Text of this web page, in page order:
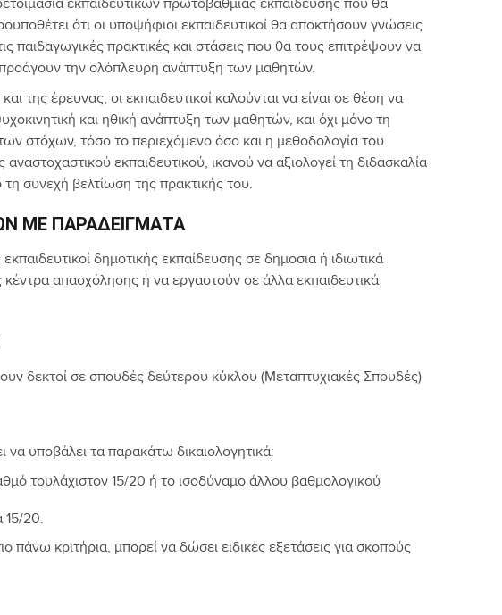
εκπαιδευτικών πρωτοβάθμιας εκπαίδευσης που θα
ότι οι υποψήφιοι εκπαιδευτικοί θα αποκτήσουν γνώσεις
παιδαγωγικές πρακτικές και στάσεις που θα τους επιτρέψουν να
την ολόπλευρη ανάπτυξη των μαθητών.
της έρευνας, οι εκπαιδευτικοί καλούνται να είναι σε θέση να
και ηθική ανάπτυξη των μαθητών, και όχι μόνο τη
στόχων, τόσο το περιεχόμενο όσο και η μεθοδολογία του
εκπαιδευτικού, ικανού να αξιολογεί τη διδασκαλία
συνεχή βελτίωση της πρακτικής του.
ΜΕ ΠΑΡΑΔΕΊΓΜΑΤΑ
δημοτικής εκπαίδευσης σε δημοσια ή ιδιωτικά
απασχόλησης ή να εργαστούν σε άλλα εκπαιδευτικά
δεκτοί σε σπουδές δεύτερου κύκλου (Μεταπτυχιακές Σπουδές)
υποβάλει τα παρακάτω δικαιολογητικά:
τουλάχιστον 15/20 ή το ισοδύναμο άλλου βαθμολογικού
15/20.
κριτήρια, μπορεί να δώσει ειδικές εξετάσεις για σκοπούς